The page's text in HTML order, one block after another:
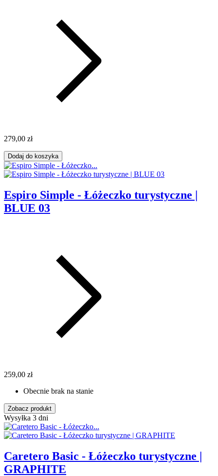
279,00 zł
Dodaj do koszyka
Espiro Simple - Łóżeczko turystyczne |
BLUE 03
259,00 zł
Obecnie brak na stanie
Zobacz produkt
Wysyłka 3 dni
Caretero Basic - Łóżeczko turystyczne |
GRAPHITE